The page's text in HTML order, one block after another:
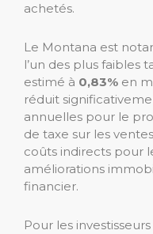
achetés.
Le Montana est
l’un des plus faibles
estimé à 0,83% en
réduit
annuelles pour le
de taxe sur les
coûts indirects pour
améliorations
financier.
Pour les